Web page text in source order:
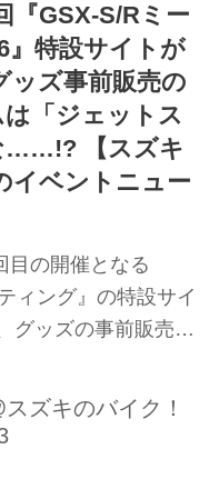
『GSX-S/Rミー
』特設サイトが
ッズ事前販売の
「ジェットス
……!? 【スズキ
イベントニュー
目の開催となる
ィング』の特設サイ
グッズの事前販売も
ズキのバイク！